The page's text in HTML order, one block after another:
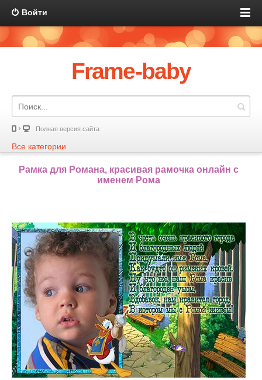
Войти
Frame-baby
Полная версия сайта
Все категории
Рамка для Романа, красивая рамочка онлайн с
именем Рома